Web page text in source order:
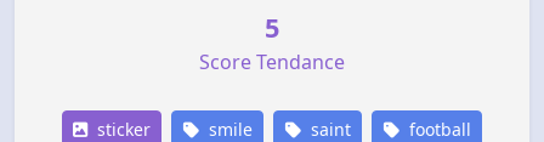
5
Score Tendance
sticker smile saint football